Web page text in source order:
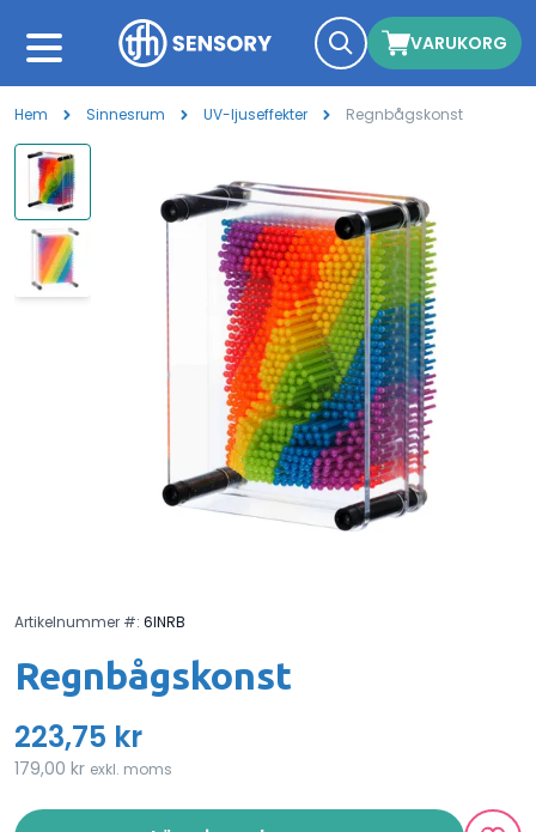
VARUKORG
Hem Sinnesrum UV-ljuseffekter Regnbågskonst
Artikelnummer #: 6INRB
Regnbågskonst
223,75 kr
179,00 kr exkl. moms